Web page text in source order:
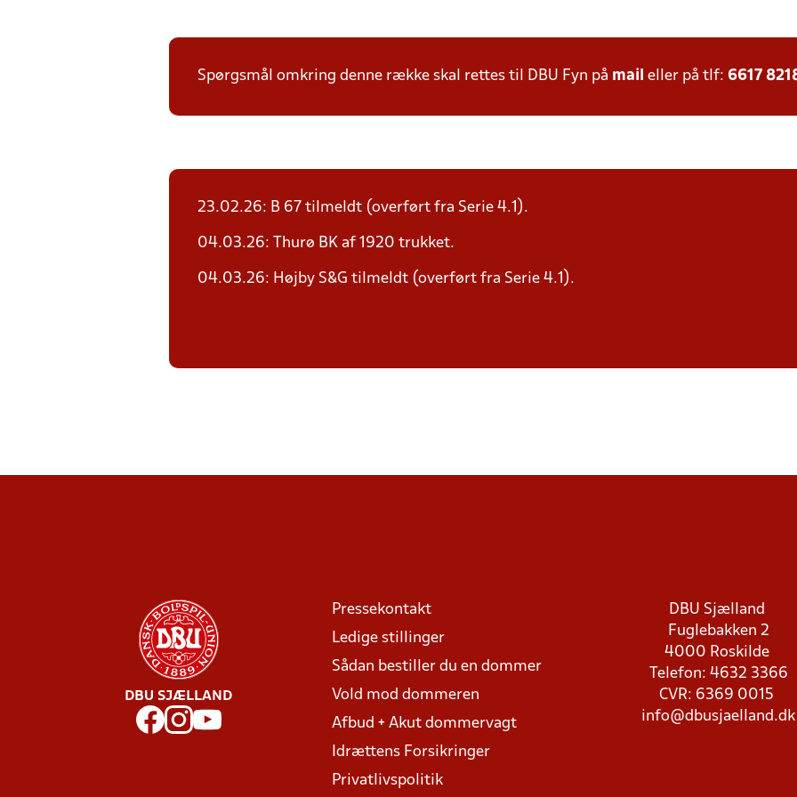
Spørgsmål omkring denne række skal rettes til DBU Fyn på mail eller på tlf: 6617
23.02.26: B 67 tilmeldt (overført fra Serie 4.1).
04.03.26: Thurø BK af 1920 trukket.
04.03.26: Højby S&G tilmeldt (overført fra Serie 4.1).
DBU SJÆLLAND
Pressekontakt
Ledige stillinger
Sådan bestiller du en dommer
Vold mod dommeren
Afbud + Akut dommervagt
Idrættens Forsikringer
Privatlivspolitik
DBU Sjælland
Fuglebakken 2
4000 Roskilde
Telefon: 4632 3366
CVR: 6369 0015
info@dbusjaelland.dk